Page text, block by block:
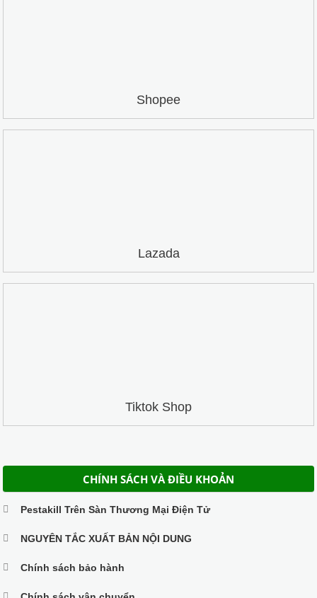
Shopee
Lazada
Tiktok Shop
CHÍNH SÁCH VÀ ĐIỀU KHOẢN
Pestakill Trên Sàn Thương Mại Điện Tử
NGUYÊN TẮC XUẤT BẢN NỘI DUNG
Chính sách bảo hành